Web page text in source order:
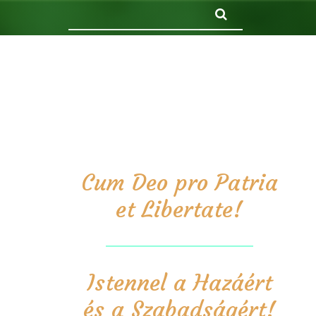
Cum Deo pro Patria
et Libertate!
Istennel a Hazáért
és a Szabadságért!